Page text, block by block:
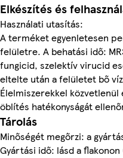
Elkészítés és
Használati utasítás:
A terméket egyenletesen
felületre. A behatási idő:
fungicid, szelektív virucid
eltelte után a felületet bő
Élelmiszerekkel
öblítés hatékonyságát
Tárolás
Minőségét megőrzi: a
Gyártási idő: lásd a